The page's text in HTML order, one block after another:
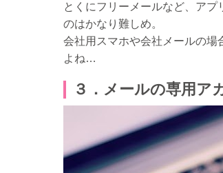
とくにフリーメールなど、ア
のはかなり難しめ。
会社用スマホや会社メールの場
よね…
３．メールの専用ア